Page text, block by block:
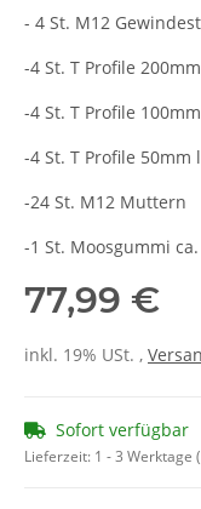
- 4 St. M12
-4 St. T Profile
-4 St. T Profile
-4 St. T Profile 50mm
-24 St. M12 Muttern
-1 St. Moosgummi
77,99 €
inkl. 19% USt. ,
Sofort verfügbar
Lieferzeit: 1 - 3 Werktage